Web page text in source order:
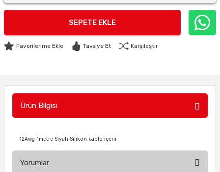
SEPETE EKLE
Tavsiye Et Karşılaştır
Ürün Bilgisi
12Awg 1metre Siyah Silikon kablo içerir
Yorumlar